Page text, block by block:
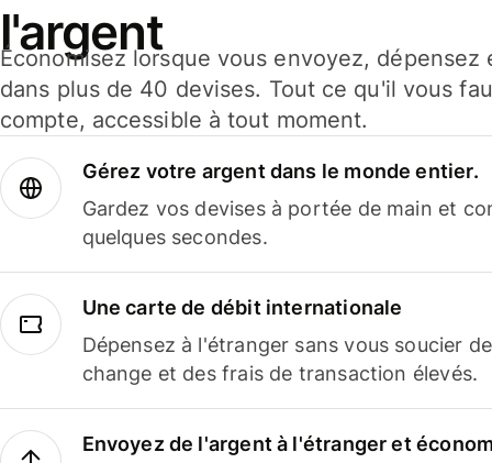
l'argent
Économisez lorsque vous envoyez,
dans plus de 40 devises. Tout ce qu'il vous
compte, accessible à tout moment.
Gérez votre argent dans le monde entier.
Gardez vos devises à portée de main et
quelques secondes.
Une carte de débit internationale
Dépensez à l'étranger sans vous soucier
change et des frais de transaction élevés.
Envoyez de l'argent à l'étranger et